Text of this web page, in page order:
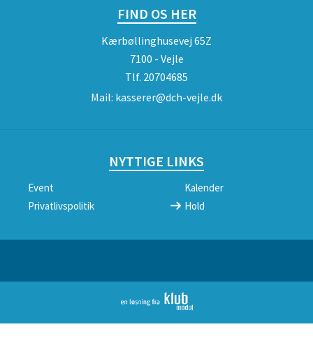
FIND OS HER
Kærbøllinghusevej 65Z
7100 - Vejle
Tlf. 20704685
Mail: kasserer@dch-vejle.dk
NYTTIGE LINKS
Event
Kalender
Privatlivspolitik
Hold